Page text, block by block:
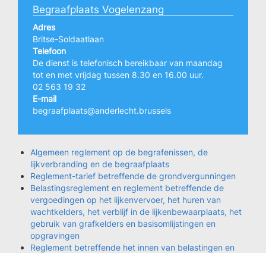
Begraafplaats Vogelenzang
Adres
Britse-Soldaatlaan
Telefoon
De dienst is telefonisch bereikbaar van maandag
tot en met vrijdag tussen 8.30 en 16.00 uur.
02 563 19 32
E-mail
begraafplaats@anderlecht.brussels
Algemeen reglement op de begrafenissen, de
lijkverbranding en de begraafplaats
Reglement-tarief betreffende de grondvergunningen
Belastingsreglement en reglement betreffende de
vergoedingen op het lijkenvervoer, het huren van
wachtkelders, het verblijf in de lijkenbewaarplaats, het
gebruik van grafkelders en basisomlijstingen en
opgravingen
Reglement betreffende het innen van belastingen en